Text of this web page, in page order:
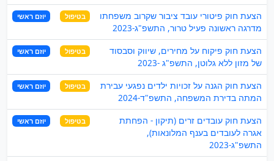
הצעת חוק פיטורי עובד ציבור שקרוב משפחתו
מדרגה ראשונה פעיל טרור, התשפ"ג-2023
בטיפול יוזם ראשי
הצעת חוק פיקוח על מחירים, שיווק וסבסוד
של מזון ללא גלוטן, התשפ"ג -2023
בטיפול יוזם ראשי
הצעת חוק הגנה על זכויות ילדים נפגעי עבירת
המתה בדירת המשפחה, התשפ"ד-2024
בטיפול יוזם ראשי
הצעת חוק עובדים זרים (תיקון - הפחתת
אגרה לעובדים בענף המלונאות),
התשפ"ג-2023
בטיפול יוזם ראשי